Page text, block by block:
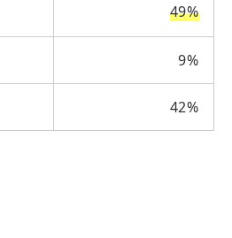
49%
9%
42%